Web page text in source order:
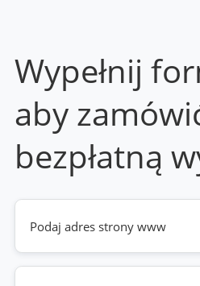
Wypełnij
aby
bezpłatną
Twoja
strona
www
(wymagane)
Telefon